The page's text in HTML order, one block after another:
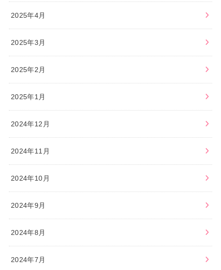
2025年4月
2025年3月
2025年2月
2025年1月
2024年12月
2024年11月
2024年10月
2024年9月
2024年8月
2024年7月